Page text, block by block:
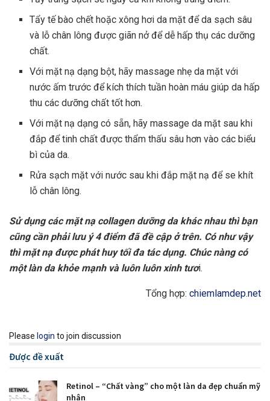
Tẩy tế bào chết hoặc xông hơi da mặt để da sạch sâu
và lỗ chân lông được giãn nở để dễ hấp thụ các dưỡng
chất.
Với mặt nạ dạng bột, hãy massage nhẹ da mặt với
nước ấm trước để kích thích tuần hoàn máu giúp da hấp
thu các dưỡng chất tốt hơn.
Với mặt nạ dạng có sẵn, hãy massage da mặt sau khi
đắp để tinh chất được thẩm thấu sâu hơn vào các biểu
bì của da.
Rửa sạch mặt với nước sau khi đắp mặt nạ để se khít
lỗ chân lông.
Sử dụng các mặt nạ collagen dưỡng da khác nhau thì bạn
cũng cần phải lưu ý 4 điểm đã đề cập ở trên. Có như vậy
thì mặt nạ được phát huy tối đa tác dụng. Chúc nàng có
một làn da khỏe mạnh và luôn luôn xinh tươi.
Tổng hợp: chiemlamdep.net
Please login to join discussion
Được đề xuất
Retinol – “Chất vàng” cho một làn da đẹp chuẩn mỹ
nhân